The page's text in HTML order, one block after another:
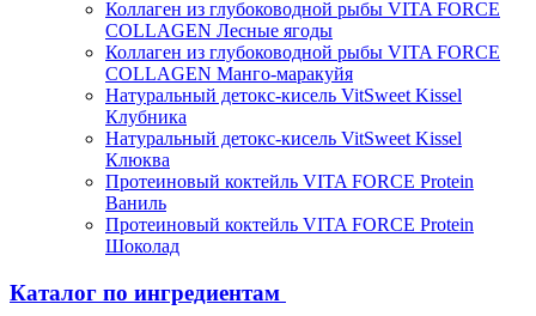
Коллаген из глубоководной рыбы VITA FORCE
COLLAGEN Лесные ягоды
Коллаген из глубоководной рыбы VITA FORCE
COLLAGEN Манго-маракуйя
Натуральный детокс-кисель VitSweet Kissel
Клубника
Натуральный детокс-кисель VitSweet Kissel
Клюква
Протеиновый коктейль VITA FORCE Protein
Ваниль
Протеиновый коктейль VITA FORCE Protein
Шоколад
Каталог по ингредиентам